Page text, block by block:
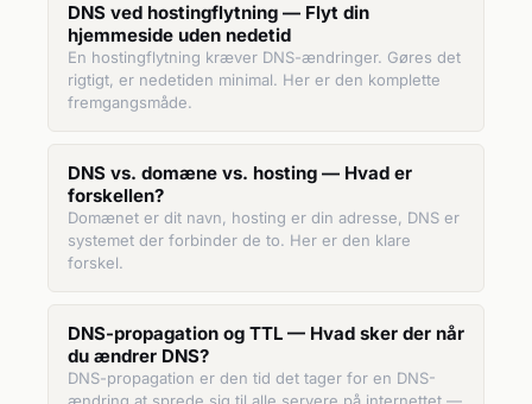
DNS ved hostingflytning — Flyt din
hjemmeside uden nedetid
En hostingflytning kræver DNS-ændringer. Gøres det
rigtigt, er nedetiden minimal. Her er den komplette
fremgangsmåde.
DNS vs. domæne vs. hosting — Hvad er
forskellen?
Domænet er dit navn, hosting er din adresse, DNS er
systemet der forbinder de to. Her er den klare
forskel.
DNS-propagation og TTL — Hvad sker der når
du ændrer DNS?
DNS-propagation er den tid det tager for en DNS-